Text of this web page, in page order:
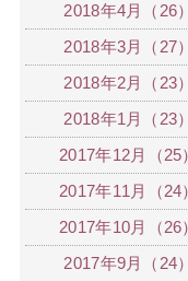
2018年4月（26）
2018年3月（27）
2018年2月（23）
2018年1月（23）
2017年12月（25
2017年11月（24
2017年10月（26
2017年9月（24）